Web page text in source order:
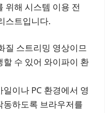
위해 시스템 이용 전
스트입니다.
질 스트리밍 영상이므
수 있어 와이파이 환
일이나 PC 환경에서 영
동하도록 브라우저를